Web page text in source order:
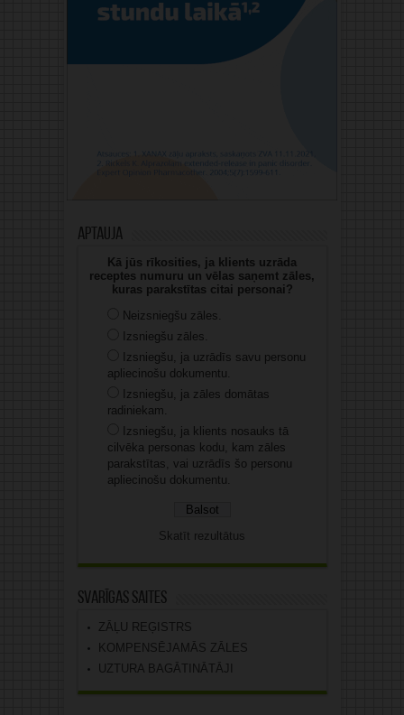
Aptauja
Kā jūs rīkosities, ja klients uzrāda
receptes numuru un vēlas saņemt zāles,
kuras parakstītas citai personai?
Neizsniegšu zāles.
Izsniegšu zāles.
Izsniegšu, ja uzrādīs savu personu
apliecinošu dokumentu.
Izsniegšu, ja zāles domātas
radiniekam.
Izsniegšu, ja klients nosauks tā
cilvēka personas kodu, kam zāles
parakstītas, vai uzrādīs šo personu
apliecinošu dokumentu.
Skatīt rezultātus
Svarīgas saites
ZĀĻU REĢISTRS
KOMPENSĒJAMĀS ZĀLES
UZTURA BAGĀTINĀTĀJI